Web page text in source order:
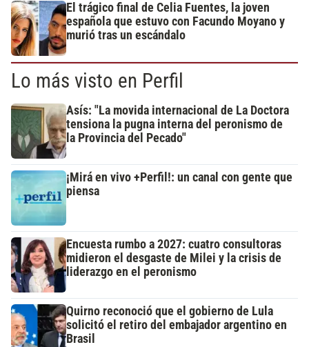
El trágico final de Celia Fuentes, la joven
española que estuvo con Facundo Moyano y
murió tras un escándalo
Lo más visto en Perfil
Asís: "La movida internacional de La Doctora
tensiona la pugna interna del peronismo de
la Provincia del Pecado"
¡Mirá en vivo +Perfil!: un canal con gente que
piensa
Encuesta rumbo a 2027: cuatro consultoras
midieron el desgaste de Milei y la crisis de
liderazgo en el peronismo
Quirno reconoció que el gobierno de Lula
solicitó el retiro del embajador argentino en
Brasil